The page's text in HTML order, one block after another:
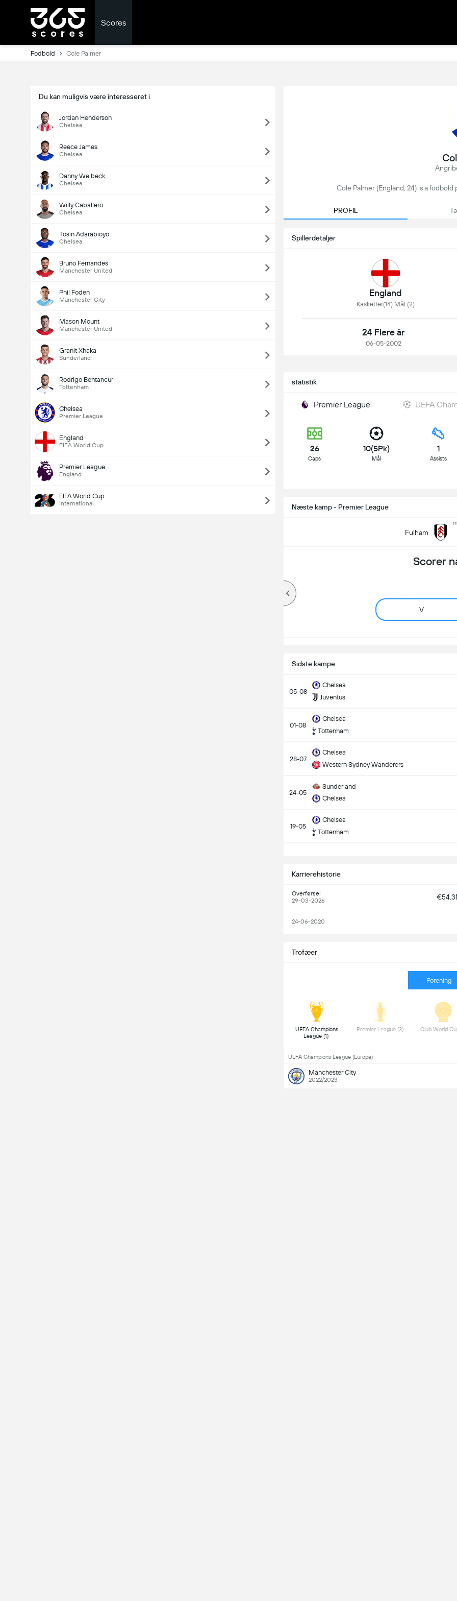
Scores
Fodbold Cole Palmer
Du kan muligvis være interesseret i
Jordan Henderson
Chelsea
Reece James
Chelsea
Danny Welbeck
Chelsea
Willy Caballero
Chelsea
Tosin Adarabioyo
Chelsea
Bruno Fernandes
Manchester United
Phil Foden
Manchester City
Mason Mount
Manchester United
Granit Xhaka
Sunderland
Rodrigo Bentancur
Tottenham
Chelsea
Premier League
England
FIFA World Cup
Premier League
England
FIFA World Cup
International
Cole Palmer (England, 24) is a
PROFIL
Spillerdetaljer
England
Kasketter(14) Mål (2)
24 Flere år
06-05-2002
statistik
Premier League UEFA
26
Caps
10(5Pk)
Mål
1
Assists
Næste kamp - Premier League
Fulham
Scorer
V
Sidste kampe
05-08
Chelsea
Juventus
01-08
Chelsea
Tottenham
28-07
Chelsea
Western Sydney Wanderers
24-05
Sunderland
Chelsea
19-05
Chelsea
Tottenham
Karrierehistorie
Overførsel
29-03-2026
24-06-2020
Trofæer
Forening
UEFA Champions
UEFA Champions League (Europe)
Manchester City
2022/2023